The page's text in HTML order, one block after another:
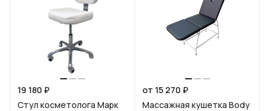
19 180 ₽
Стул косметолога Марк
от 15 270 ₽
Массажная кушетка Body